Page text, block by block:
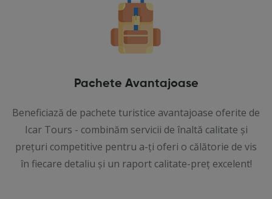
Pachete Avantajoase
Beneficiază de pachete turistice avantajoase oferite de
Icar Tours - combinăm servicii de înaltă calitate și
prețuri competitive pentru a-ți oferi o călătorie de vis
în fiecare detaliu și un raport calitate-preț excelent!